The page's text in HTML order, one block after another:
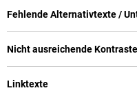
Fehlende Alternativtexte /
Nicht ausreichende Kontraste
Linktexte